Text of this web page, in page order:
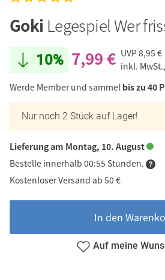
Goki Legespiel Wer
10% 7,99 € UVP8,95 €
inkl. MwSt.,
Werde Member und sammel bis zu 40
Nur noch 2 Stück auf Lager!
Lieferung am Montag, 10. August
Bestelle innerhalb 00:55 Stunden.
Kostenloser Versand ab 50 €
In den
Auf meine